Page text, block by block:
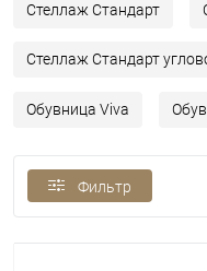
Стеллаж Стандарт
Стеллаж Стандарт
Обувница Viva
Фильтр